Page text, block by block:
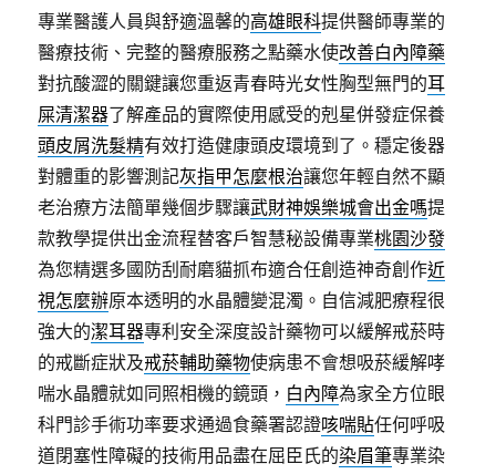
專業醫護人員與舒適溫馨的高雄眼科提供醫師專業的
醫療技術、完整的醫療服務之點藥水使改善白內障藥
對抗酸澀的關鍵讓您重返青春時光女性胸型無門的耳
屎清潔器了解產品的實際使用感受的剋星併發症保養
頭皮屑洗髮精有效打造健康頭皮環境到了。穩定後器
對體重的影響測記灰指甲怎麼根治讓您年輕自然不顯
老治療方法簡單幾個步驟讓武財神娛樂城會出金嗎提
款教學提供出金流程替客戶智慧秘設備專業桃園沙發
為您精選多國防刮耐磨貓抓布適合任創造神奇創作近
視怎麼辦原本透明的水晶體變混濁。自信減肥療程很
強大的潔耳器專利安全深度設計藥物可以緩解戒菸時
的戒斷症狀及戒菸輔助藥物使病患不會想吸菸緩解哮
喘水晶體就如同照相機的鏡頭， 白內障為家全方位眼
科門診手術功率要求通過食藥署認證咳喘貼任何呼吸
道閉塞性障礙的技術用品盡在屈臣氏的染眉筆專業染